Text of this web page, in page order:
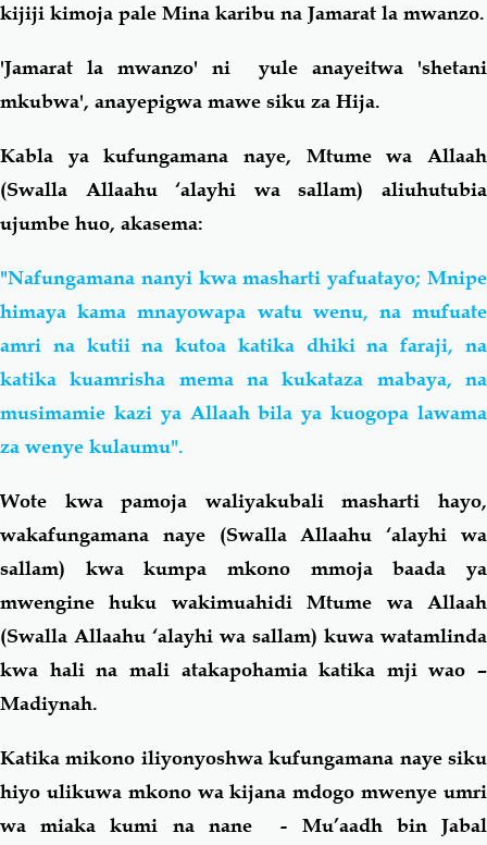
kijiji kimoja pale Mina karibu na Jamarat la mwanzo.
'Jamarat la mwanzo' ni yule anayeitwa 'shetani
mkubwa', anayepigwa mawe siku za Hija.
Kabla ya kufungamana naye, Mtume wa Allaah
(Swalla Allaahu ‘alayhi wa sallam) aliuhutubia
ujumbe huo, akasema:
"Nafungamana nanyi kwa masharti yafuatayo; Mnipe
himaya kama mnayowapa watu wenu, na mufuate
amri na kutii na kutoa katika dhiki na faraji, na
katika kuamrisha mema na kukataza mabaya, na
musimamie kazi ya Allaah bila ya kuogopa lawama
za wenye kulaumu".
Wote kwa pamoja waliyakubali masharti hayo,
wakafungamana naye (Swalla Allaahu ‘alayhi wa
sallam) kwa kumpa mkono mmoja baada ya
mwengine huku wakimuahidi Mtume wa Allaah
(Swalla Allaahu ‘alayhi wa sallam) kuwa watamlinda
kwa hali na mali atakapohamia katika mji wao –
Madiynah.
Katika mikono iliyonyoshwa kufungamana naye siku
hiyo ulikuwa mkono wa kijana mdogo mwenye umri
wa miaka kumi na nane - Mu’aadh bin Jabal